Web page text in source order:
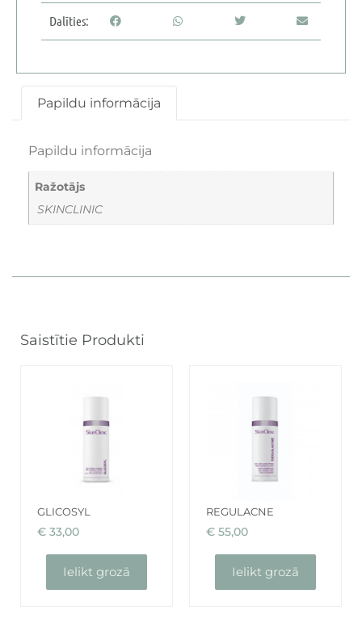
Dalīties:
Papildu informācija
Papildu informācija
Ražotājs
SKINCLINIC
Saistītie Produkti
GLICOSYL
€ 33,00
Ielikt grozā
REGULACNE
€ 55,00
Ielikt grozā